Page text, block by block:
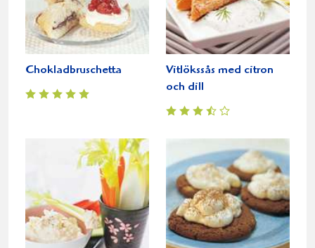
Chokladbruschetta
Vitlökssås med citron
och dill